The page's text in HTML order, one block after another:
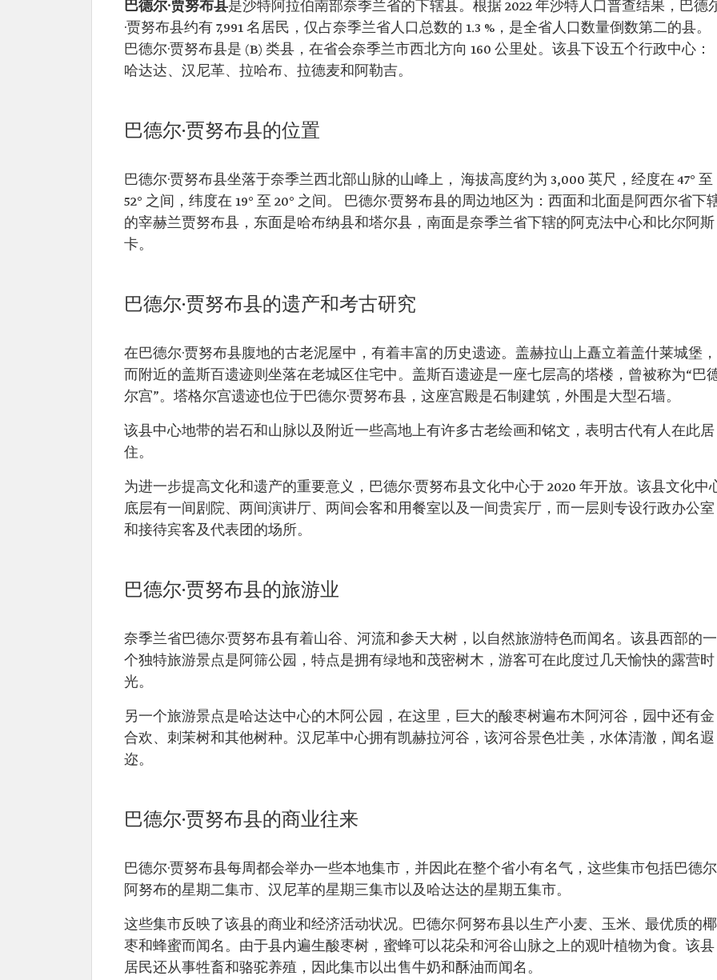
巴德尔·贾努布县是沙特阿拉伯南部奈季兰省的下辖县。根据 2022 年沙特人口普查结果，巴德
·贾努布县约有 7,991 名居民，仅占奈季兰省人口总数的 1.3 %，是全省人口数量倒数第二的县。
巴德尔·贾努布县是 (B) 类县，在省会奈季兰市西北方向 160 公里处。该县下设五个行政中心：
哈达达、汉尼革、拉哈布、拉德麦和阿勒吉。
巴德尔·贾努布县的位置
巴德尔·贾努布县坐落于奈季兰西北部山脉的山峰上， 海拔高度约为 3,000 英尺，经度在 47° 至
52° 之间，纬度在 19° 至 20° 之间。 巴德尔·贾努布县的周边地区为：西面和北面是阿西尔省下
的宰赫兰贾努布县，东面是哈布纳县和塔尔县，南面是奈季兰省下辖的阿克法中心和比尔阿斯
卡。
巴德尔·贾努布县的遗产和考古研究
在巴德尔·贾努布县腹地的古老泥屋中，有着丰富的历史遗迹。盖赫拉山上矗立着盖什莱城堡，
而附近的盖斯百遗迹则坐落在老城区住宅中。盖斯百遗迹是一座七层高的塔楼，曾被称为“巴
尔宫”。塔格尔宫遗迹也位于巴德尔·贾努布县，这座宫殿是石制建筑，外围是大型石墙。
该县中心地带的岩石和山脉以及附近一些高地上有许多古老绘画和铭文，表明古代有人在此居
住。
为进一步提高文化和遗产的重要意义，巴德尔·贾努布县文化中心于 2020 年开放。该县文化中
底层有一间剧院、两间演讲厅、两间会客和用餐室以及一间贵宾厅，而一层则专设行政办公室
和接待宾客及代表团的场所。
巴德尔·贾努布县的旅游业
奈季兰省巴德尔·贾努布县有着山谷、河流和参天大树，以自然旅游特色而闻名。该县西部的一
个独特旅游景点是阿筛公园，特点是拥有绿地和茂密树木，游客可在此度过几天愉快的露营时
光。
另一个旅游景点是哈达达中心的木阿公园，在这里，巨大的酸枣树遍布木阿河谷，园中还有金
合欢、刺茉树和其他树种。汉尼革中心拥有凯赫拉河谷，该河谷景色壮美，水体清澈，闻名遐
迩。
巴德尔·贾努布县的商业往来
巴德尔·贾努布县每周都会举办一些本地集市，并因此在整个省小有名气，这些集市包括巴德尔
阿努布的星期二集市、汉尼革的星期三集市以及哈达达的星期五集市。
这些集市反映了该县的商业和经济活动状况。巴德尔·阿努布县以生产小麦、玉米、最优质的椰
枣和蜂蜜而闻名。由于县内遍生酸枣树，蜜蜂可以花朵和河谷山脉之上的观叶植物为食。该县
居民还从事牲畜和骆驼养殖，因此集市以出售牛奶和酥油而闻名。